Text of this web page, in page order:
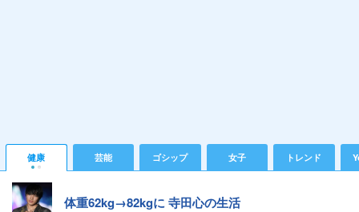
健康 芸能 ゴシップ 女子 トレンド
体重62kg→82kgに 寺田心の生活